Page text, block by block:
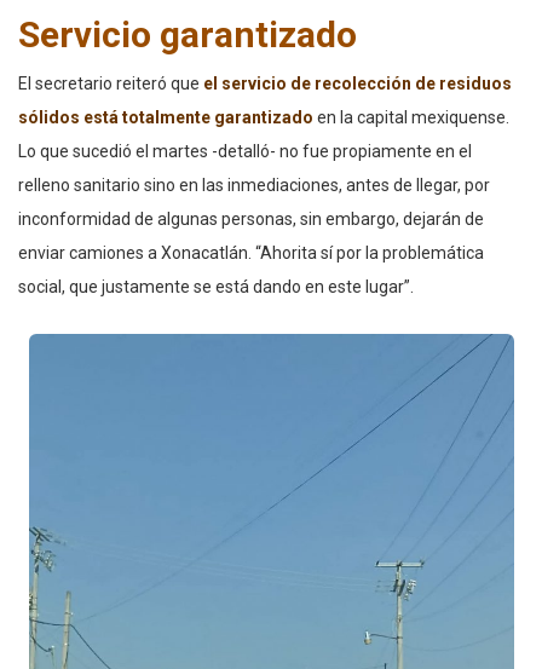
Servicio garantizado
El secretario reiteró que el servicio de recolección de residuos
sólidos está totalmente garantizado en la capital mexiquense.
Lo que sucedió el martes -detalló- no fue propiamente en el
relleno sanitario sino en las inmediaciones, antes de llegar, por
inconformidad de algunas personas, sin embargo, dejarán de
enviar camiones a Xonacatlán. “Ahorita sí por la problemática
social, que justamente se está dando en este lugar”.